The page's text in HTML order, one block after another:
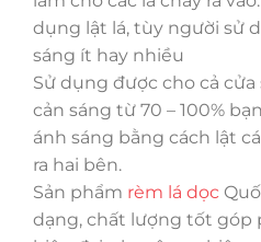
dụng lật lá, tùy người sử
sáng ít hay nhiều
Sử dụng được cho cả cửa
cản sáng từ 70 – 100%
ánh sáng bằng cách lật
ra hai bên.
Sản phẩm rèm lá dọc
dạng, chất lượng tốt góp